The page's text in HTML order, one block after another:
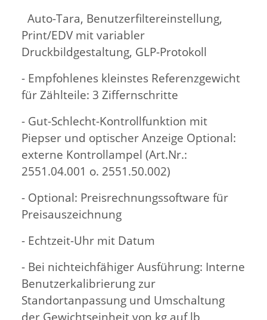
Auto-Tara, Benutzerfiltereinstellung,
Print/EDV mit variabler
Druckbildgestaltung, GLP-Protokoll
- Empfohlenes kleinstes Referenzgewicht
für Zählteile: 3 Ziffernschritte
- Gut-Schlecht-Kontrollfunktion mit
Piepser und optischer Anzeige Optional:
externe Kontrollampel (Art.Nr.:
2551.04.001 o. 2551.50.002)
- Optional: Preisrechnungssoftware für
Preisauszeichnung
- Echtzeit-Uhr mit Datum
- Bei nichteichfähiger Ausführung: Interne
Benutzerkalibrierung zur
Standortanpassung und Umschaltung
der Gewichtseinheit von kg auf lb